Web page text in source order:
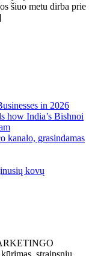
šiuo metu dirba prie
in 2026
how India’s Bishnoi
kanalo, grasindamas
kovų
straipsnių